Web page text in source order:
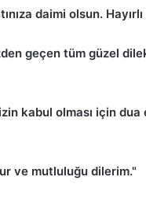
daimi olsun.
geçen tüm güzel
kabul olması için dua
ve mutluluğu dilerim."